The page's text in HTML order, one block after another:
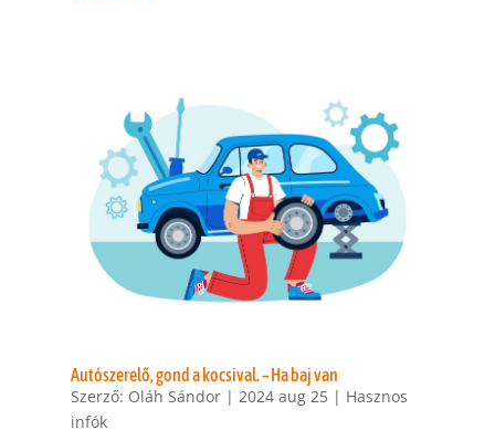
Autószerelő, gond a kocsival. – Ha baj van
Szerző: Oláh Sándor| 2024 aug 25| Hasznos
infók